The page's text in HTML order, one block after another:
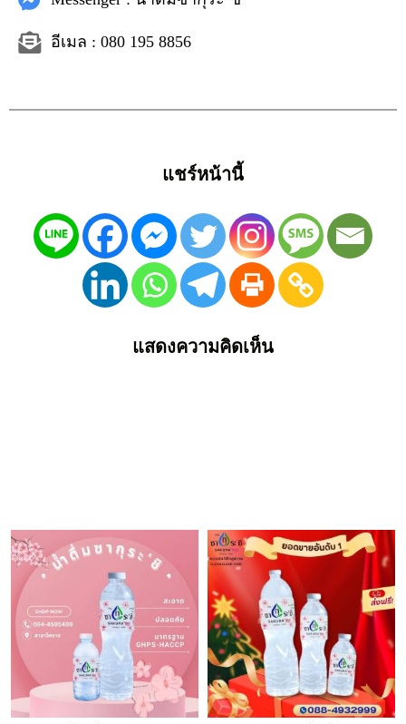
อีเมล : 080 195 8856
แชร์หน้านี้
แสดงความคิดเห็น